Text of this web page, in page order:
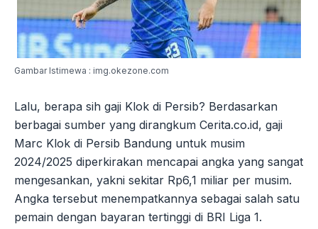
Gambar Istimewa : img.okezone.com
Lalu, berapa sih gaji Klok di Persib? Berdasarkan
berbagai sumber yang dirangkum Cerita.co.id, gaji
Marc Klok di Persib Bandung untuk musim
2024/2025 diperkirakan mencapai angka yang sangat
mengesankan, yakni sekitar Rp6,1 miliar per musim.
Angka tersebut menempatkannya sebagai salah satu
pemain dengan bayaran tertinggi di BRI Liga 1.